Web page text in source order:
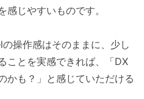
じやすいものです。
操作感はそのままに、少し
ことを実感できれば、「DX
かも？」と感じていただける